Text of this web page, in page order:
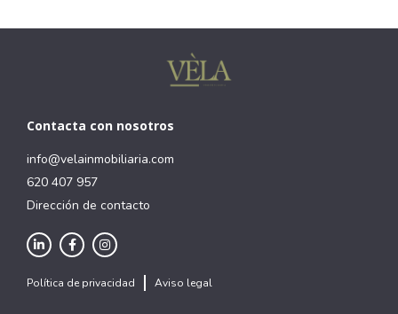
Contacta con nosotros
info@velainmobiliaria.com
620 407 957
Dirección de contacto
Política de privacidad Aviso legal